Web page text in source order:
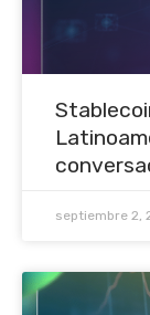
septiembre 2,